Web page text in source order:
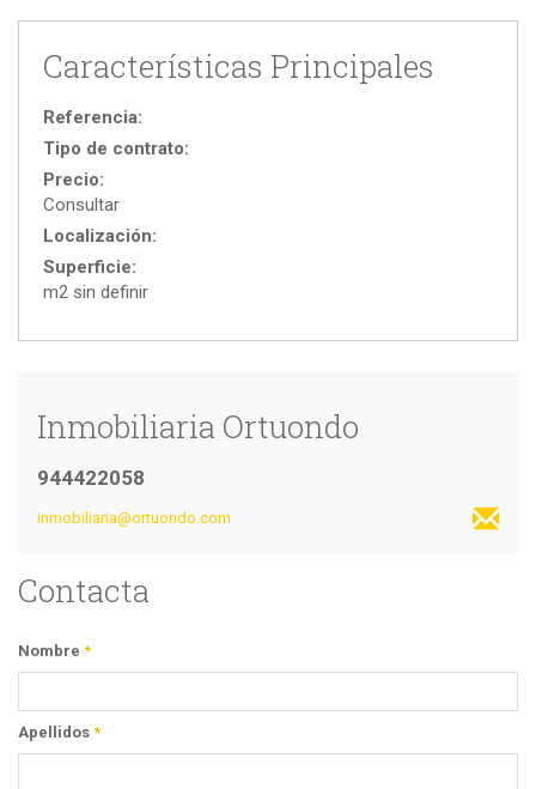
Características Principales
Referencia:
Tipo de contrato:
Precio:
Consultar
Localización:
Superficie:
m2 sin definir
Inmobiliaria Ortuondo
944422058
inmobiliaria@ortuondo.com
Contacta
Nombre *
Apellidos *